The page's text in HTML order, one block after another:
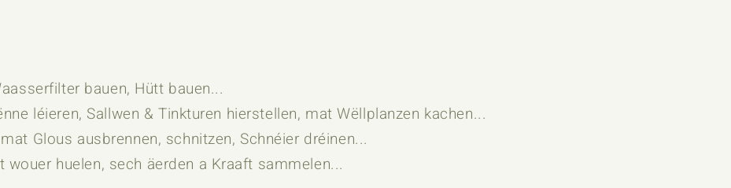
bauen, Hütt bauen...
léieren, Sallwen & Tinkturen hierstellen, mat Wëllplanzen kachen...
Glous ausbrennen, schnitzen, Schnéier dréinen...
huelen, sech äerden a Kraaft sammelen...